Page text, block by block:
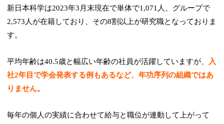
新日本科学は2023年3月末現在で単体で1,071人、グループで
2,573人が在籍しており、その8割以上が研究職となっておりま
す。
平均年齢は40.5歳と幅広い年齢の社員が活躍していますが、
入
社2年目で学会発表する例もあるなど、年功序列の組織ではあ
りません。
毎年の個人の実績に合わせて給与と職位が連動して上がって